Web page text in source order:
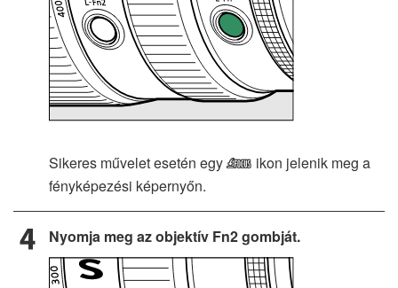
Sikeres művelet esetén egy 5 ikon jelenik meg a
fényképezési képernyőn.
Nyomja meg az objektív Fn2 gombját.